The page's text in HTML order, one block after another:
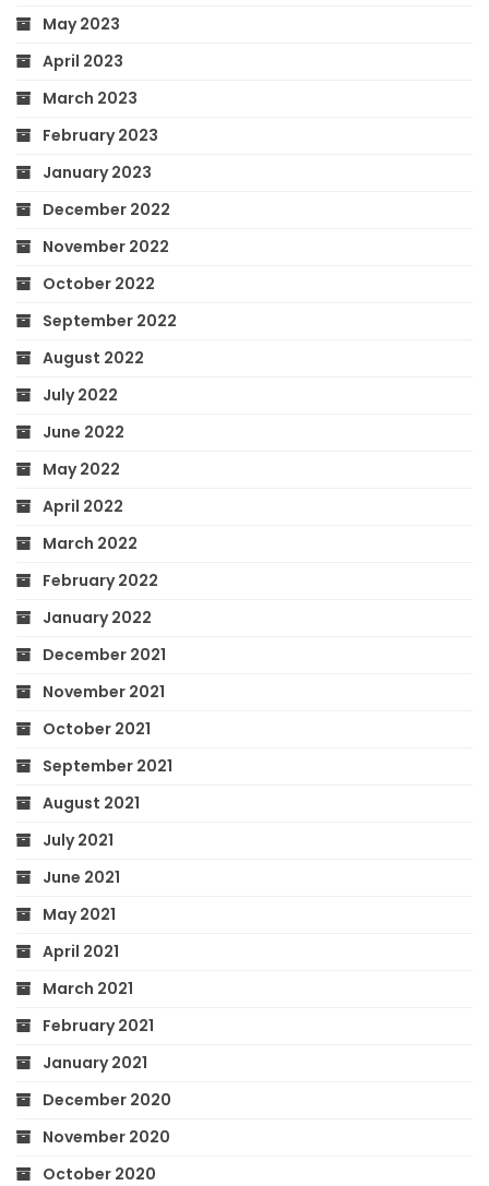
May 2023
April 2023
March 2023
February 2023
January 2023
December 2022
November 2022
October 2022
September 2022
August 2022
July 2022
June 2022
May 2022
April 2022
March 2022
February 2022
January 2022
December 2021
November 2021
October 2021
September 2021
August 2021
July 2021
June 2021
May 2021
April 2021
March 2021
February 2021
January 2021
December 2020
November 2020
October 2020